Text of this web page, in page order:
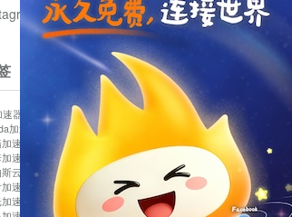
网页版登录入口
器 bitznet hidecat i7加速器
kuai500
加速器
snap加速器 vp加速器
中信加速器
速器
云速加速器
速器
哔咔哔咔加速器 喵云 回锅肉加速器
云
小明加速器 小蓝鸟加速器
布谷vp加速器
速器
心阶云 快连 怎么上外网
易飞加速器
速器
机场加速器 松果云 梯子加速器